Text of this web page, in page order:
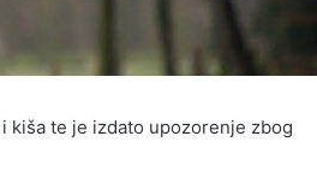
kiša te je izdato upozorenje zbog